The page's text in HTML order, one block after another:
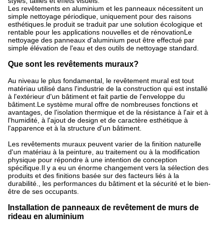
Les revêtements en aluminium et les panneaux nécessitent un
simple nettoyage périodique, uniquement pour des raisons
esthétiques.le produit se traduit par une solution écologique et
rentable pour les applications nouvelles et de rénovationLe
nettoyage des panneaux d'aluminium peut être effectué par
simple élévation de l'eau et des outils de nettoyage standard.
Que sont les revêtements muraux?
Au niveau le plus fondamental, le revêtement mural est tout
matériau utilisé dans l'industrie de la construction qui est installé
à l'extérieur d'un bâtiment et fait partie de l'enveloppe du
bâtiment.Le système mural offre de nombreuses fonctions et
avantages, de l'isolation thermique et de la résistance à l'air et à
l'humidité, à l'ajout de design et de caractère esthétique à
l'apparence et à la structure d'un bâtiment.
Les revêtements muraux peuvent varier de la finition naturelle
d'un matériau à la peinture, au traitement ou à la modification
physique pour répondre à une intention de conception
spécifique.Il y a eu un énorme changement vers la sélection des
produits et des finitions basée sur des facteurs liés à la
durabilité., les performances du bâtiment et la sécurité et le bien-
être de ses occupants.
Installation de panneaux de revêtement de murs de
rideau en aluminium